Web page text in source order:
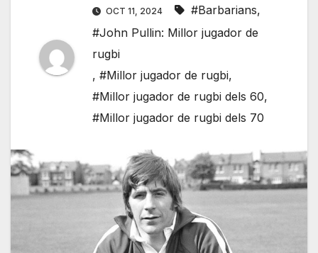
OCT 11, 2024 #Barbarians,
#John Pullin: Millor jugador de
rugbi
, #Millor jugador de rugbi,
#Millor jugador de rugbi dels 60,
#Millor jugador de rugbi dels 70